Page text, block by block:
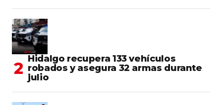
Hidalgo recupera 133 vehículos
robados y asegura 32 armas durante
julio